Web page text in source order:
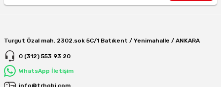
Turgut Özal mah. 2302.sok 5C/1 Batıkent / Yenimahalle / ANKARA
0 (312) 553 93 20
WhatsApp İletişim
info@trhobi.com